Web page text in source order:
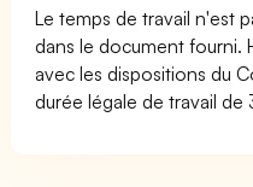
Le temps de travail n'est
dans le document fourni.
avec les dispositions du
durée légale de travail de